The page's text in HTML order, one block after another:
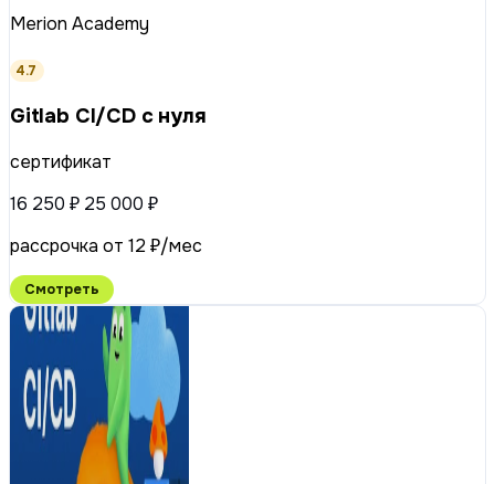
Merion Academy
4.7
Gitlab CI/CD с нуля
сертификат
16 250 ₽ 25 000 ₽
рассрочка от 12 ₽/мес
Смотреть